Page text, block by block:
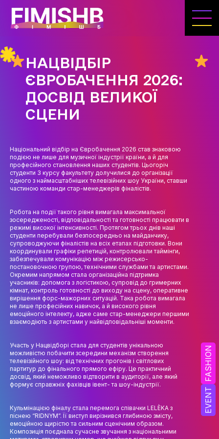
EVENT
FASHION
ГОЛОВНА
ІНДУСТРІЇ ДОЗВІЛЛЯ
МЕТА, ЗАВДАННЯ ТА ІСТОРІЯ КАФЕДРИ
ВИКЛАДАЦЬКИЙ СКЛАД
ОСВІТНЯ ДІЯЛЬНІСТЬ
ПРАКТИКА
СИЛАБУСИ
НАУКА
НАПРЯМИ ДОСЛІДЖЕНЬ
НАУК.РОБОТА СТУДЕНТІВ
ВИДАВНИЧА ДІЯЛЬНІСТЬ
КОНФЕРЕНЦІЇ, СЕМІНАРИ
ПІДВИЩЕННЯ КВАЛІФІКАЦІЇ
ЯКІСТЬ ОСВІТИ
АКАДЕМІЧНА ДОБРОЧЕСНІСТЬ
СПІВПРАЦЯ
КАФЕДРА ФЕШН ТА ШОУ-БІЗНЕСУ
МЕТА, ЗАВДАННЯ ТА ІСТОРІЯ КАФЕДРИ
ВИКЛАДАЦЬКИЙ СКЛАД
НАЦВІДБІР
ЄВРОБАЧЕННЯ 2026:
ДОСВІД ВЕЛИКОЇ
СЦЕНИ
Національний відбір на Євробачення 2026 став знаковою
подією не лише для музичної індустрії країни, а й для
професійного становлення наших студентів. Цьогоріч
студенти 3 курсу факультету долучилися до організації
одного з наймасштабніших телевізійних шоу України, ставши
частиною команди стар-менеджерів фіналістів.
Робота на події такого рівня вимагала максимальної
зосередженості, відповідальності та готовності працювати в
режимі високої інтенсивності. Протягом трьох днів наші
студенти перебували безпосередньо на майданчику,
супроводжуючи фіналістів на всіх етапах підготовки. Вони
координували графіки репетицій, контролювали таймінги,
забезпечували комунікацію між режисерсько-
постановочною групою, технічними службами та артистами.
Окремим напрямом стала організаційна підтримка
учасників: допомога з логістикою, супровід до гримерних
кімнат, контроль готовності до виходу на сцену, оперативне
вирішення форс-мажорних ситуацій. Така робота вимагала
не лише професійних навичок, а й високого рівня
емоційного інтелекту, адже саме стар-менеджери першими
взаємодіють з артистами у найвідповідальніші моменти.
Участь у Нацвідборі стала для студентів унікальною
можливістю побачити зсередини механізм створення
телевізійного шоу: від технічних прогонів і світлових
партитур до фінального прямого ефіру. Це практичний
досвід, який неможливо відтворити в аудиторії, але який
формує справжніх фахівців івент- та шоу-індустрії.
Кульмінацією фіналу стала перемога співачки LELÈKA з
піснею “RIDNYM”. Її виступ вирізнився глибиною змісту,
емоційною щирістю та сильним сценічним образом.
Композиція поєднала сучасне звучання з національними